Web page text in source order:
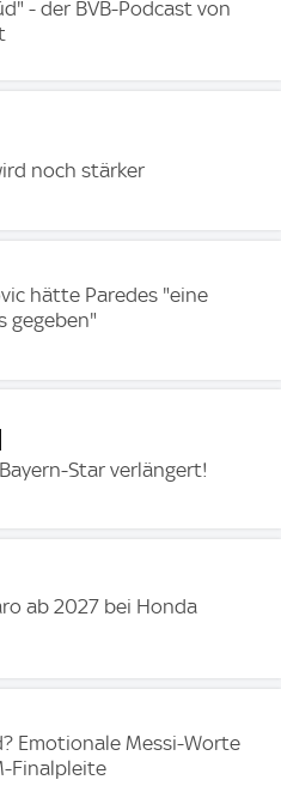
- der BVB-Podcast von
noch stärker
hätte Paredes "eine
gegeben"
Star verlängert!
ab 2027 bei Honda
Emotionale Messi-Worte
Finalpleite